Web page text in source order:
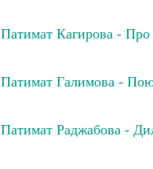
Патимат Кагирова - Про
Патимат Галимова -
Патимат Раджабова -